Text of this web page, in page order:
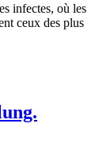
infectes, où les
ceux des plus